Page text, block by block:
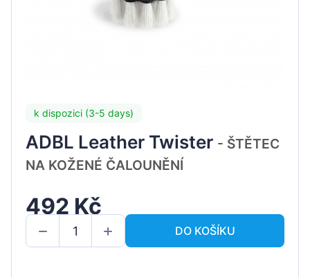
k dispozici (3-5 days)
ADBL Leather Twister - ŠTĚTEC
NA KOŽENÉ ČALOUNĚNÍ
492 Kč
DO KOŠÍKU